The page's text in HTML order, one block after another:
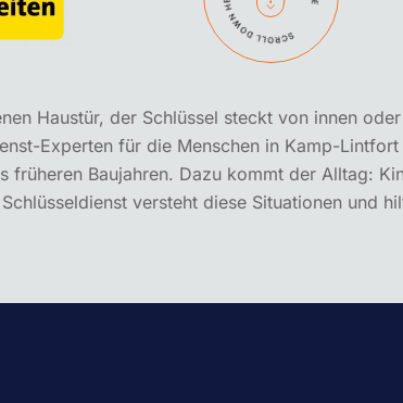
Haustür, der Schlüssel steckt von innen
Experten für die Menschen in Kamp-
früheren Baujahren. Dazu kommt der Alltag:
versteht diese Situationen und